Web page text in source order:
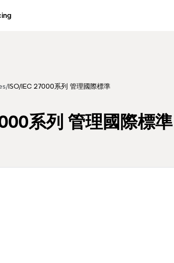
/ ISO/IEC 27000系列 管理國際標準
系列 管理國際標準